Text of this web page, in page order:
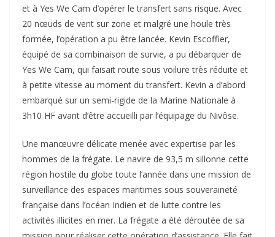
et à Yes We Cam d’opérer le transfert sans risque. Avec
20 nœuds de vent sur zone et malgré une houle très
formée, l’opération a pu être lancée. Kevin Escoffier,
équipé de sa combinaison de survie, a pu débarquer de
Yes We Cam, qui faisait route sous voilure très réduite et
à petite vitesse au moment du transfert. Kevin a d’abord
embarqué sur un semi-rigide de la Marine Nationale à
3h10 HF avant d’être accueilli par l’équipage du Nivôse.
Une manœuvre délicate menée avec expertise par les
hommes de la frégate. Le navire de 93,5 m sillonne cette
région hostile du globe toute l’année dans une mission de
surveillance des espaces maritimes sous souveraineté
française dans l’océan Indien et de lutte contre les
activités illicites en mer. La frégate a été déroutée de sa